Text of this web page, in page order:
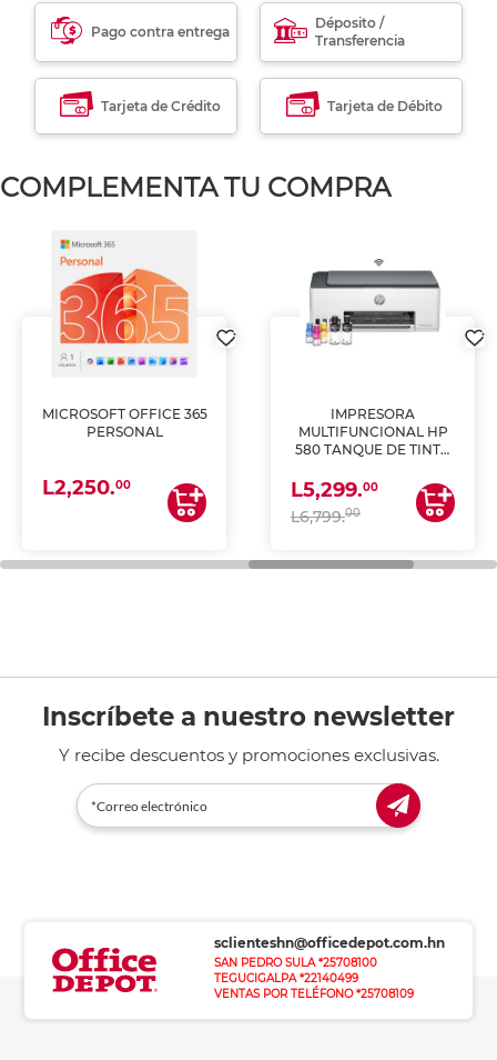
Pago contra entrega
Déposito /
Transferencia
Tarjeta de Crédito Tarjeta de Débito
COMPLEMENTA TU COMPRA
MICROSOFT OFFICE 365
PERSONAL
L2,250.00
IMPRESORA
MULTIFUNCIONAL HP
580 TANQUE DE TINTA
ESCANEA)
L5,299.00
L6,799.00
Inscríbete a nuestro newsletter
Y recibe descuentos y promociones exclusivas.
sclienteshn@officedepot.com.hn
SAN PEDRO SULA *25708100
TEGUCIGALPA *22140499
VENTAS POR TELÉFONO *25708109